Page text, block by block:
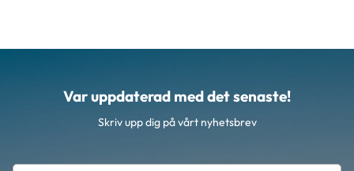
Var uppdaterad med det senaste!
Skriv upp dig på vårt nyhetsbrev